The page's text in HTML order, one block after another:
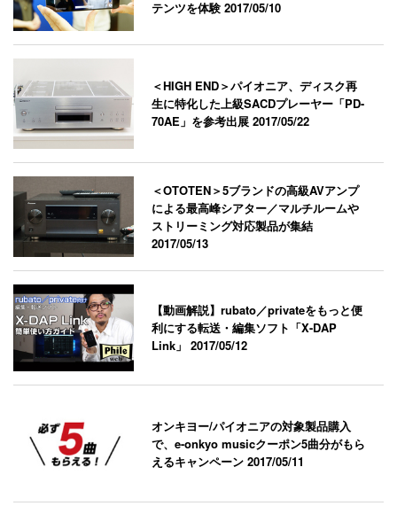
テンツを体験2017/05/10
＜HIGH END＞パイオニア、ディスク再
生に特化した上級SACDプレーヤー「PD-
70AE」を参考出展2017/05/22
＜OTOTEN＞5ブランドの高級AVアンプ
による最高峰シアター／マルチルームや
ストリーミング対応製品が集結
2017/05/13
【動画解説】rubato／privateをもっと便
利にする転送・編集ソフト「X-DAP
Link」2017/05/12
オンキヨー/パイオニアの対象製品購入
で、e-onkyo musicクーポン5曲分がもら
えるキャンペーン2017/05/11